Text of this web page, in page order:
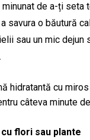
de a-ți
savura o băutură
sau un mic
hidratantă cu
câteva minute
flori sau plante